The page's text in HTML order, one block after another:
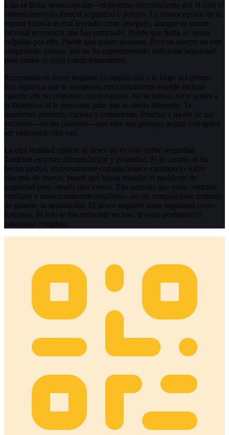
Esto se llama neurocepción—el proceso subconsciente por el cual el
sistema nervioso detecta seguridad o peligro. La neurocepción de tu
esposa todavía te está leyendo como inseguro, aunque su mente
racional reconozca que has cambiado. Puede que hasta se sienta
culpable por ello. Puede que quiera desearte. Pero su cuerpo no está
cooperando porque aún no ha experimentado suficiente seguridad
para anular el viejo condicionamiento.
Reconstruir el deseo requiere co-regulación a lo largo del tiempo.
Eso significa que te mantienes emocionalmente estable incluso
cuando ella no responde como esperas. No te retiras, no te pones a
la defensiva ni la presionas para que se sienta diferente. Te
mantienes presente, curioso y consistente. Pruebas a través de tus
acciones—no tus palabras—que eres una persona segura con quien
ser vulnerable otra vez.
La otra realidad clínica: el deseo no es solo sobre seguridad.
También es sobre diferenciación y polaridad. Si tu cambio te ha
hecho pasivo, excesivamente complaciente o caminando sobre
cáscaras de huevo, puede que hayas resuelto el problema de
seguridad pero creado uno nuevo. Ella necesita que estés centrado,
confiado y emocionalmente regulado—no un complaciente tratando
de ganarte su aprobación. El deseo requiere tanto seguridad como
fortaleza. Si solo te has enfocado en una, te estás perdiendo el
panorama completo.